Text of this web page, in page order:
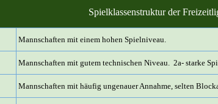
Spielklassenstruktur der
Mannschaften mit einem hohen Spielniveau.
Mannschaften mit gutem technischen Niveau. 2a- starke
Mannschaften mit häufig ungenauer Annahme, selten